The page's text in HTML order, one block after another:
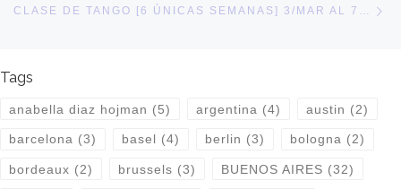
CLASE DE TANGO [6 ÚNICAS SEMANAS] 3/MAR AL 7/ABR 2011
Tags
anabella diaz hojman (5) argentina (4) austin (2)
barcelona (3) basel (4) berlin (3) bologna (2)
bordeaux (2) brussels (3) BUENOS AIRES (32)